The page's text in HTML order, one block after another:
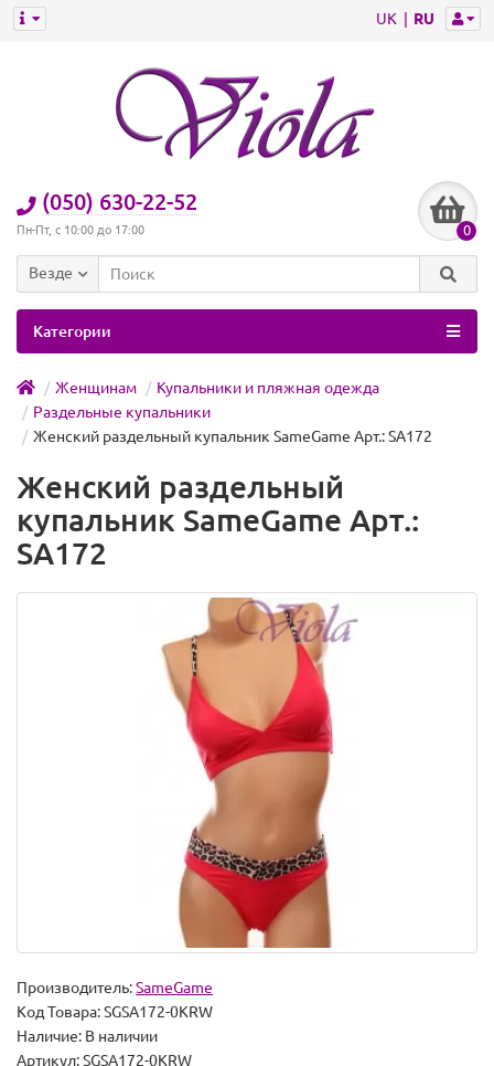
UK RU
(050) 630-22-52
Пн-Пт, с 10:00 до 17:00 0
Везде
Категории
Женщинам
Купальники и пляжная одежда
Раздельные купальники
Женский раздельный купальник SameGame Арт.: SA172
Женский раздельный
купальник SameGame Арт.:
SA172
Производитель:SameGame
Код Товара:SGSA172-0KRW
Наличие: В наличии
Артикул: SGSA172-0KRW